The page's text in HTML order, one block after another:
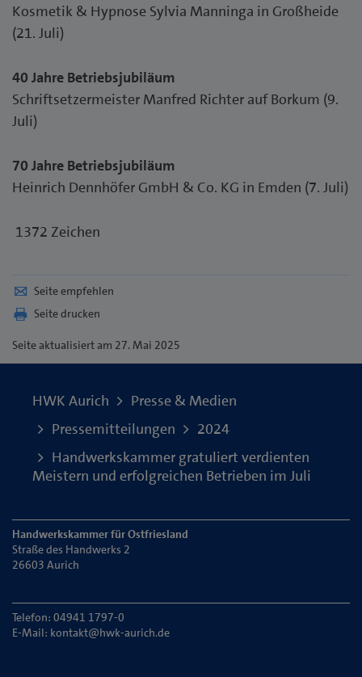
Kosmetik & Hypnose Sylvia Manninga in Großheide
(21. Juli)
40 Jahre Betriebsjubiläum
Schriftsetzermeister Manfred Richter auf Borkum (9.
Juli)
70 Jahre Betriebsjubiläum
Heinrich Dennhöfer GmbH & Co. KG in Emden (7. Juli)
1372 Zeichen
Seite empfehlen
Seite drucken
Seiteaktualisiert am 27. Mai 2025
HWK Aurich
Presse & Medien
Pressemitteilungen
2024
Handwerkskammer gratuliert verdienten
Meistern und erfolgreichen Betrieben im Juli
Handwerkskammer für Ostfriesland
Straße des Handwerks 2
26603 Aurich
Telefon: 04941 1797-0
E-Mail: kontakt@hwk-aurich.de